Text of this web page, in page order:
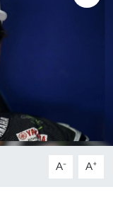
A- A+